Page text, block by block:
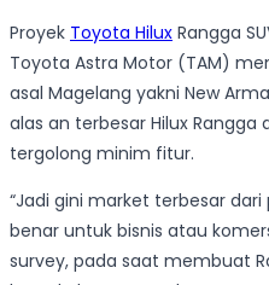
Proyek Toyota Hilux Rangga
Toyota Astra Motor (TAM)
asal Magelang yakni New
alas an terbesar Hilux
tergolong minim fitur.
“Jadi gini market terbesar
benar untuk bisnis atau
survey, pada saat membuat